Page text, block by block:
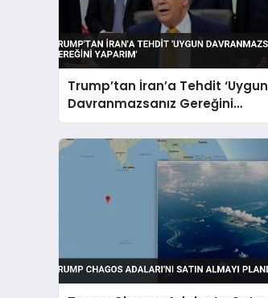
Trump’tan İran’a Tehdit ‘Uygun
Davranmazsanız Gereğini
Yaparım’